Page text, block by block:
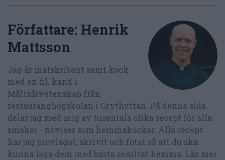
Författare: Henrik
Mattsson
Jag är matskribent samt kock
med en fil. kand i
Måltidsvetenskap från
restauranghögskolan i Grythyttan. På denna sida
delar jag med mig av tusentals olika recept för alla
smaker - noviser som hemmakockar. Alla recept
har jag provlagat, skrivit och fotat så att du ska
kunna laga dem med bästa resultat hemma. Läs mer